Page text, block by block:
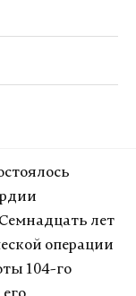
лет
операции
104-го